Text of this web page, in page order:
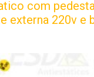
com
externa 220v e